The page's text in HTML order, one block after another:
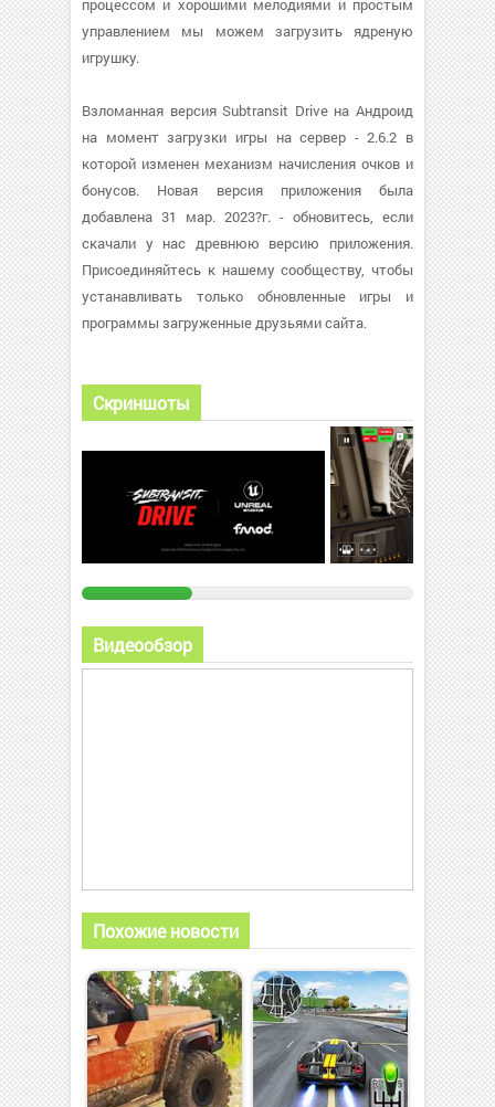
процессом и хорошими мелодиями и простым
управлением мы можем загрузить ядреную
игрушку.
Взломанная версия Subtransit Drive на Андроид
на момент загрузки игры на сервер - 2.6.2 в
которой изменен механизм начисления очков и
бонусов. Новая версия приложения была
добавлена 31 мар. 2023?г. - обновитесь, если
скачали у нас древнюю версию приложения.
Присоединяйтесь к нашему сообществу, чтобы
устанавливать только обновленные игры и
программы загруженные друзьями сайта.
Скриншоты
Видеообзор
Похожие новости